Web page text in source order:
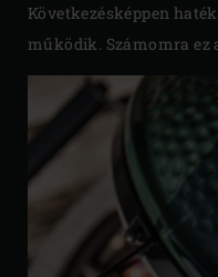
Következésképpen
működik. Számomra ez